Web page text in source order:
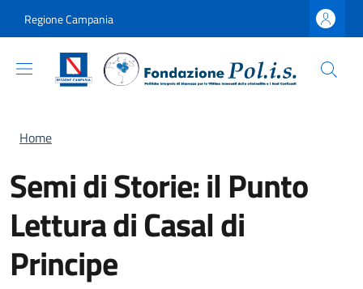
Regione Campania
Briciole di pane
Home
Semi di Storie: il Punto
Lettura di Casal di
Principe